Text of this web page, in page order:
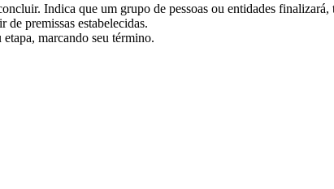
Indica que um grupo de pessoas ou entidades
premissas estabelecidas.
marcando seu término.